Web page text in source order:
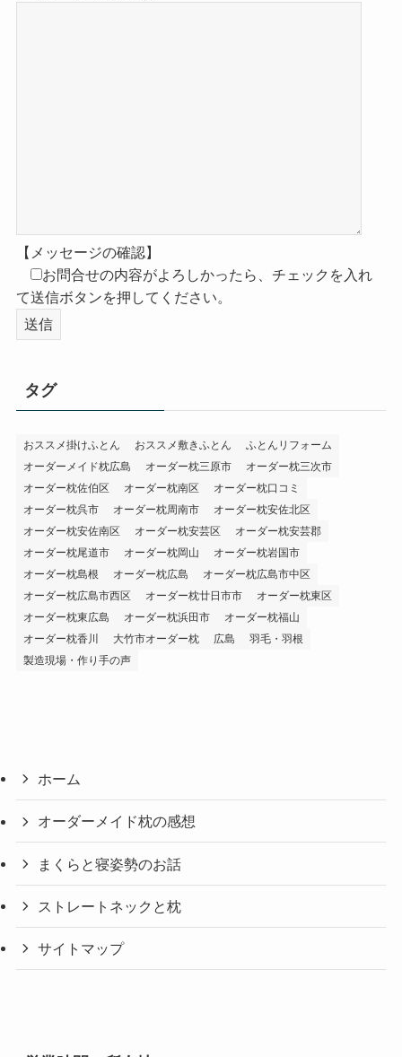
【メッセージの確認】
お問合せの内容がよろしかったら、チェックを入れ
て送信ボタンを押してください。
タグ
おススメ掛けふとん おススメ敷きふとん
ふとんリフォーム
オーダーメイド枕広島
オーダー枕三原市
オーダー枕三次市
オーダー枕佐伯区
オーダー枕南区
オーダー枕口コミ
オーダー枕呉市
オーダー枕周南市
オーダー枕安佐北区
オーダー枕安佐南区
オーダー枕安芸区
オーダー枕安芸郡
オーダー枕尾道市
オーダー枕岡山
オーダー枕岩国市
オーダー枕島根
オーダー枕広島
オーダー枕広島市中区
オーダー枕広島市西区
オーダー枕廿日市市
オーダー枕東区
オーダー枕東広島
オーダー枕浜田市
オーダー枕福山
オーダー枕香川
大竹市オーダー枕 広島
羽毛・羽根
製造現場・作り手の声
ホーム
オーダーメイド枕の感想
まくらと寝姿勢のお話
ストレートネックと枕
サイトマップ